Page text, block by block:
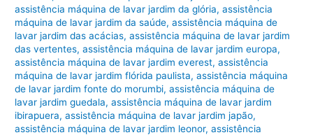
assistência máquina de lavar jardim da glória,assistência
máquina de lavar jardim da saúde,assistência máquina de
lavar jardim das acácias,assistência máquina de lavar jardim
das vertentes,assistência máquina de lavar jardim europa,
assistência máquina de lavar jardim everest,assistência
máquina de lavar jardim flórida paulista,assistência máquina
de lavar jardim fonte do morumbi,assistência máquina de
lavar jardim guedala,assistência máquina de lavar jardim
ibirapuera,assistência máquina de lavar jardim japão,
assistência máquina de lavar jardim leonor,assistência